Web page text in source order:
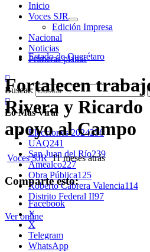
Inicio
Voces SJR
Edición Impresa
Nacional
Noticias
Primeras planas
Buscar:
Lo Más Viral
Elecciones 2024256
UAQ241
San Juan del Río239
Amealco227
Obra Pública125
Roberto Cabrera Valencia114
Distrito Federal II97
Ver online
Estado de Querétaro
Fortalecen
Rivera y
apoyo al Campo
Voces SJR11 meses atrás
Comparte esto:
Facebook
X
X
Telegram
WhatsApp